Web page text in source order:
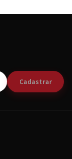
Cadastrar